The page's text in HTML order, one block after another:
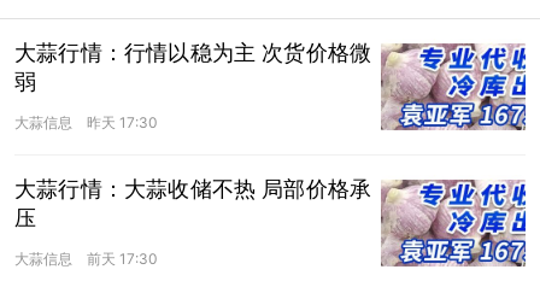
大蒜行情：行情以稳为主 次货价格微
弱
大蒜信息 昨天 17:30
大蒜行情：大蒜收储不热 局部价格承
压
大蒜信息 前天 17:30